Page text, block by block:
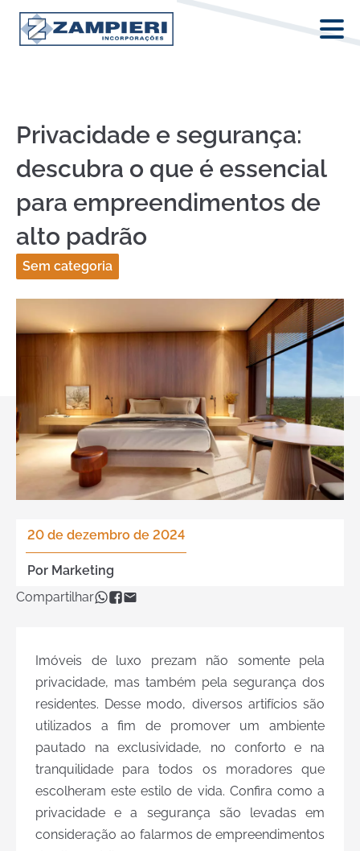
Privacidade e segurança:
descubra o que é essencial
para empreendimentos de
alto padrão
Sem categoria
20 de dezembro de 2024
Por Marketing
Compartilhar
Imóveis de luxo prezam não somente pela
privacidade, mas também pela segurança dos
residentes. Desse modo, diversos artifícios são
utilizados a fim de promover um ambiente
pautado na exclusividade, no conforto e na
tranquilidade para todos os moradores que
escolheram este estilo de vida. Confira como a
privacidade e a segurança são levadas em
consideração ao falarmos de empreendimentos